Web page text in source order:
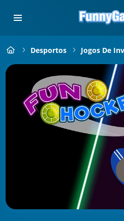
Desportos Jogos De